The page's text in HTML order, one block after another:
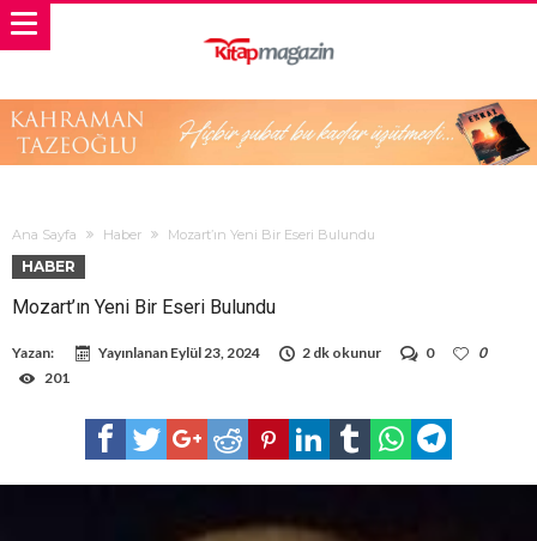
Ana Sayfa Haber Mozart’ın Yeni Bir Eseri Bulundu
HABER
Mozart’ın Yeni Bir Eseri Bulundu
Yazan: Yayınlanan Eylül 23, 2024 2 dk okunur 0
0
201